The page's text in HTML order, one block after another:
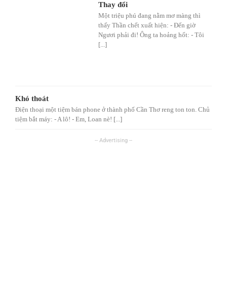
Thay đổi
Một triệu phú đang nằm mơ màng thì
thấy Thần chết xuất hiện: - Đến giờ
Ngươi phải đi! Ông ta hoảng hốt: - Tôi
[...]
Khó thoát
Điện thoại một tiệm bán phone ở thành phố Cần Thơ reng ton ton. Chủ
tiệm bắt máy: - A lô! - Em, Loan nè! [...]